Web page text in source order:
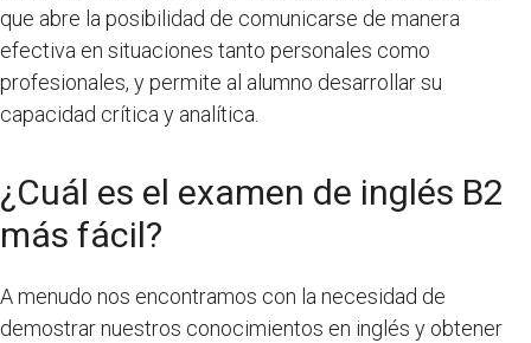
que abre la posibilidad de comunicarse de manera
efectiva en situaciones tanto personales como
profesionales, y permite al alumno desarrollar su
capacidad crítica y analítica.
¿Cuál es el examen de inglés B2
más fácil?
A menudo nos encontramos con la necesidad de
demostrar nuestros conocimientos en inglés y obtener